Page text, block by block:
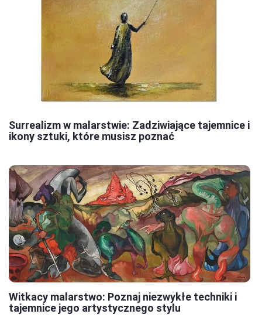
Surrealizm w malarstwie: Zadziwiające tajemnice i
ikony sztuki, które musisz poznać
Witkacy malarstwo: Poznaj niezwykłe techniki i
tajemnice jego artystycznego stylu